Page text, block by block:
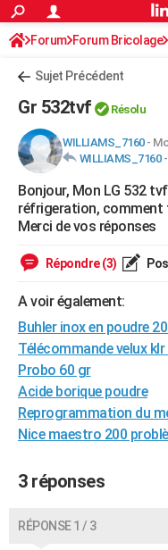
ACTUALITÉS
Politique
Société
Faits Divers
Education
Monde
Villes
+
FINANCE
Retraite
Impôts
Epargne
Immobilier
Risques naturels par ville
Banque
Assurance
Crédit
AUTO
Essais
Réserver un essai
Citadines
Berlines
SUV
Forum auto
+HIGH-TECH
Mobiles
Meilleur smartphone
Internet
Ordinateurs
Jeux vidéo
Guide high-tech
+
Forum
Aménagement intérieur
Extérieur
Cuisine
Salle de bains
Jardinage
Rangement
WEEK-END
Guides de France
Escapades
Patrimoine
Expositions
Musées
Week-end nature
+LIFESTYLE
Art de vivre
Bien-être
Loisirs
Mode
Modes de vie
SANTE
Alimentation
Guide de la santé
Maladies
Médicaments
Sommeil
VOYAGE
Destinations
City break
Voyage nature
Voyage de noces
Forum
Climat
+PHOTO
BONS PLANS
CARTE DE VOEUX
Forum Forum Bricolage
Sujet Précédent
Gr 532tvf Résolu
WILLIAMS_7160-
WILLIAMS_7160-
Bonjour, Mon LG 532
réfrigeration, comment
Merci de vos réponses
Répondre (3)
A voir également:
Buhler inox en poudre
Télécommande velux
Probo 60 gr
Acide borique poudre
Reprogrammation du
Nice maestro 200
3 réponses
RÉPONSE 1 / 3